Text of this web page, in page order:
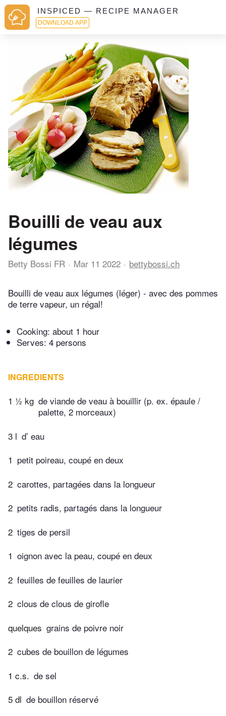
INSPICED — RECIPE MANAGER
DOWNLOAD APP
Bouilli de veau aux
légumes
Betty Bossi FR Mar 11 2022 bettybossi.ch
Bouilli de veau aux légumes (léger) - avec des pommes
de terre vapeur, un régal!
Cooking: about 1 hour
Serves: 4 persons
INGREDIENTS
1 ½ kg de viande de veau à bouillir (p. ex. épaule /
palette, 2 morceaux)
3 l d’ eau
1 petit poireau, coupé en deux
2 carottes, partagées dans la longueur
2 petits radis, partagés dans la longueur
2 tiges de persil
1 oignon avec la peau, coupé en deux
2 feuilles de feuilles de laurier
2 clous de clous de girofle
quelques grains de poivre noir
2 cubes de bouillon de légumes
1 c.s. de sel
5 dl de bouillon réservé